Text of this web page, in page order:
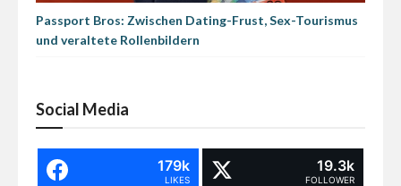
Passport Bros: Zwischen Dating-Frust, Sex-Tourismus
und veraltete Rollenbildern
Social Media
179k
LIKES
19.3k
FOLLOWER